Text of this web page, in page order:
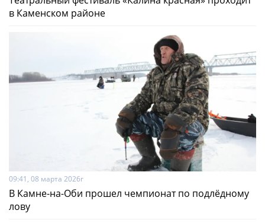
в Каменском районе
09:41, 08 марта 2026г
В Камне-на-Оби прошел чемпионат по подлёдному
лову